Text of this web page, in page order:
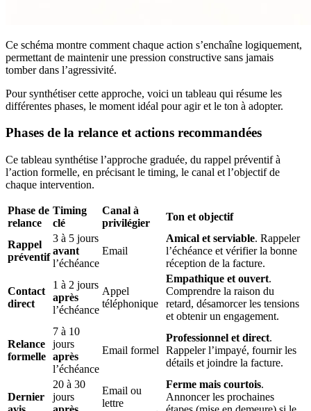
Ce schéma montre comment chaque action s’enchaîne logiquement,
permettant de maintenir une pression constructive sans jamais
tomber dans l’agressivité.
Pour synthétiser cette approche, voici un tableau qui résume les
différentes phases, le moment idéal pour agir et le ton à adopter.
Phases de la relance et actions recommandées
Ce tableau synthétise l’approche graduée, du rappel préventif à
l’action formelle, en précisant le timing, le canal et l’objectif de
chaque intervention.
Phase de
relance
Timing
clé
Canal à
privilégier
Ton et objectif
Rappel
préventif
3 à 5 jours
avant
l’échéance
Email
Amical et serviable. Rappeler
l’échéance et vérifier la bonne
réception de la facture.
Contact
direct
1 à 2 jours
après
l’échéance
Appel
téléphonique
Empathique et ouvert.
Comprendre la raison du
retard, désamorcer les tensions
et obtenir un engagement.
Relance
formelle
7 à 10
jours
après
l’échéance
Email formel
Professionnel et direct.
Rappeler l’impayé, fournir les
détails et joindre la facture.
Dernier
20 à 30
jours
Email ou
lettre
Ferme mais courtois.
Annoncer les prochaines